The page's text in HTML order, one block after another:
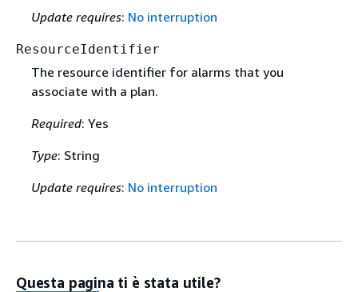
Update requires: No interruption
ResourceIdentifier
The resource identifier for alarms that you
associate with a plan.
Required: Yes
Type: String
Update requires: No interruption
Questa pagina ti è stata utile?